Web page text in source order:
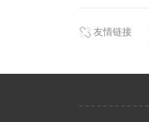
友情链接